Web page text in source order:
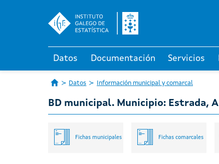
Datos Documentación Servicios
Datos Información municipal y comarcal
BD municipal. Municipio: Estrada, A
Fichas municipales Fichas comarcales